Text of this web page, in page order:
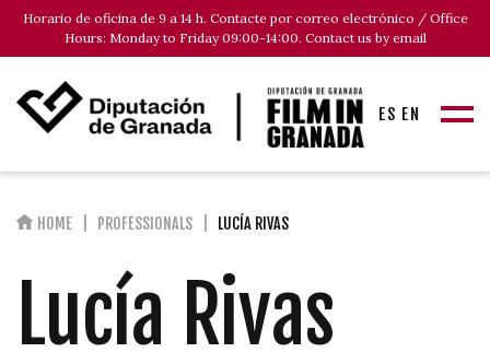
Horario de oficina de 9 a 14 h. Contacte por correo electrónico / Office
Hours: Monday to Friday 09:00-14:00. Contact us by email
ES EN
HOME PROFESSIONALS LUCÍA RIVAS
Lucía Rivas